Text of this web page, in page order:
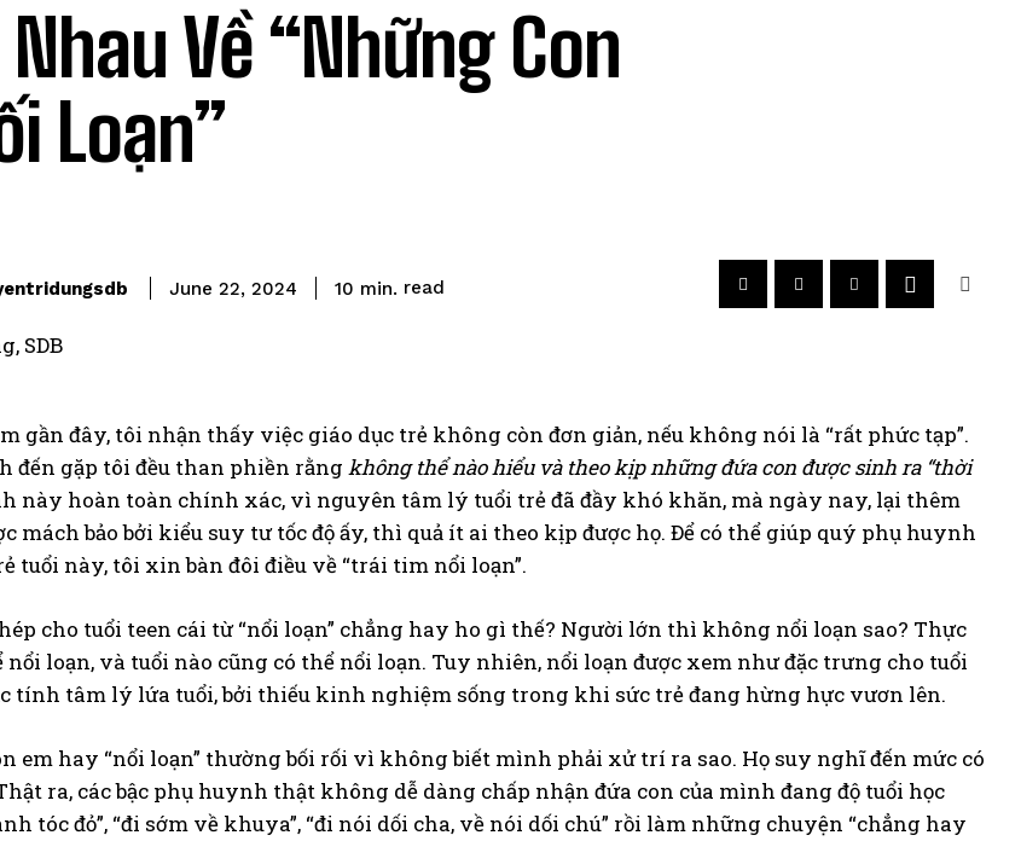
Về “Những Con
Loạn”
June 22, 2024 10 min. read
SDB
gần đây, tôi nhận thấy việc giáo dục trẻ không còn đơn giản, nếu không nói là “rất phức tạp”.
đến gặp tôi đều than phiền rằng không thể nào hiểu và theo kịp những đứa con được sinh ra “thời
này hoàn toàn chính xác, vì nguyên tâm lý tuổi trẻ đã đầy khó khăn, mà ngày nay, lại thêm
mách bảo bởi kiểu suy tư tốc độ ấy, thì quả ít ai theo kịp được họ. Để có thể giúp quý phụ huynh
tuổi này, tôi xin bàn đôi điều về “trái tim nổi loạn”.
cho tuổi teen cái từ “nổi loạn” chẳng hay ho gì thế? Người lớn thì không nổi loạn sao? Thực
nổi loạn, và tuổi nào cũng có thể nổi loạn. Tuy nhiên, nổi loạn được xem như đặc trưng cho tuổi
tính tâm lý lứa tuổi, bởi thiếu kinh nghiệm sống trong khi sức trẻ đang hừng hực vươn lên.
em hay “nổi loạn” thường bối rối vì không biết mình phải xử trí ra sao. Họ suy nghĩ đến mức có
ra, các bậc phụ huynh thật không dễ dàng chấp nhận đứa con của mình đang độ tuổi học
tóc đỏ”, “đi sớm về khuya”, “đi nói dối cha, về nói dối chú” rồi làm những chuyện “chẳng hay